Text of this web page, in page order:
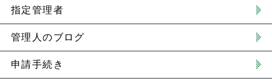
指定管理者
管理人のブログ
申請手続き